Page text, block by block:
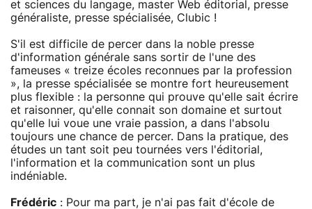
et sciences du langage, master Web éditorial, presse
généraliste, presse spécialisée, Clubic !
S'il est difficile de percer dans la noble presse
d'information générale sans sortir de l'une des
fameuses « treize écoles reconnues par la profession
», la presse spécialisée se montre fort heureusement
plus flexible : la personne qui prouve qu'elle sait écrire
et raisonner, qu'elle connait son domaine et surtout
qu'elle lui voue une vraie passion, a dans l'absolu
toujours une chance de percer. Dans la pratique, des
études un tant soit peu tournées vers l'éditorial,
l'information et la communication sont un plus
indéniable.
Frédéric : Pour ma part, je n'ai pas fait d'école de